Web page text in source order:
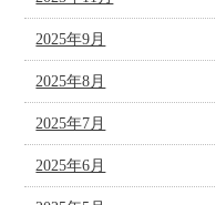
2025年9月
2025年8月
2025年7月
2025年6月